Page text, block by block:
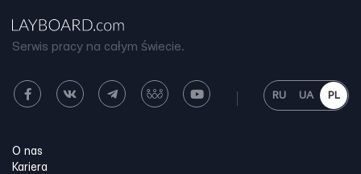
Serwis pracy na całym świecie.
RU UA PL
O nas
Kariera